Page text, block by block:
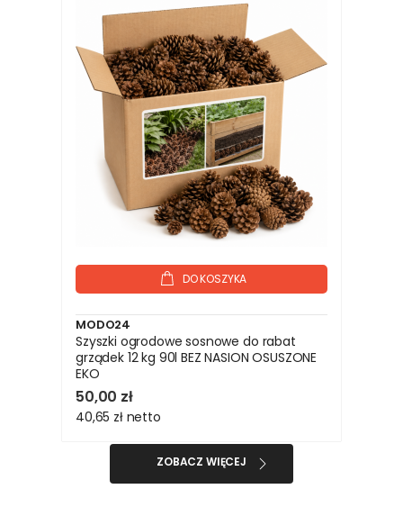
DO KOSZYKA
MODO24
Szyszki ogrodowe sosnowe do rabat
grządek 12 kg 90l BEZ NASION OSUSZONE
EKO
50,00 zł
40,65 zł netto
ZOBACZ WIĘCEJ